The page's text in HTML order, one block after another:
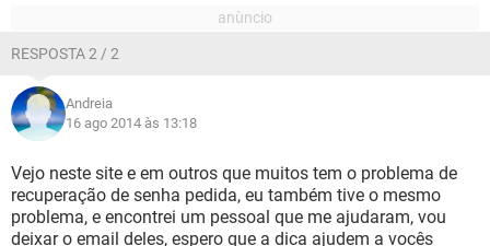
RESPOSTA 2 / 2
Andreia
16 ago 2014 às 13:18
Vejo neste site e em outros que muitos tem o problema de
recuperação de senha pedida, eu também tive o mesmo
problema, e encontrei um pessoal que me ajudaram, vou
deixar o email deles, espero que a dica ajudem a vocês